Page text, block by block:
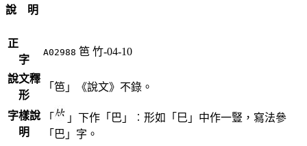
說 明
正
字
A02988 笆 竹-04-10
說文釋
形
「笆」《說文》不錄。
字樣說
明
「
」下作「巴」︰形如「巳」中作一豎，寫法參
「巴」字。